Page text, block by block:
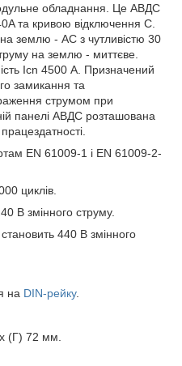
обладнання. Це АВДС
та кривою відключення C.
землю - AC з чутливістю 30
на землю - миттєве.
Icn 4500 А. Призначений
замикання та
струмом при
панелі АВДС розташована
EN 61009-1 і EN 61009-2-
циклів.
В змінного струму.
440 В змінного
на DIN-рейку.
(Г) 72 мм.